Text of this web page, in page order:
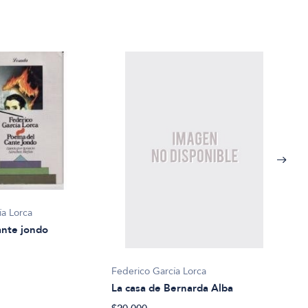
Lorca
jondo
Federico García Lorca
La casa de Bernarda Alba